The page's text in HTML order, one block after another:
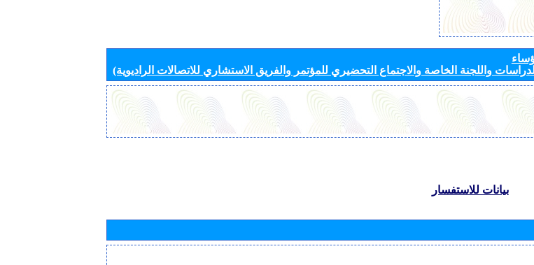
واللجنة الخاصة والاجتماع التحضيري للمؤتمر والفريق الاستشاري للاتصالات الراديوية)
بيانات للاستفسار